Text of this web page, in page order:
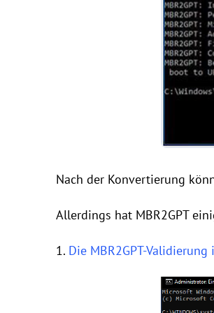
Nach der Konvertierung
Allerdings hat MBR2GPT
1. Die MBR2GPT-